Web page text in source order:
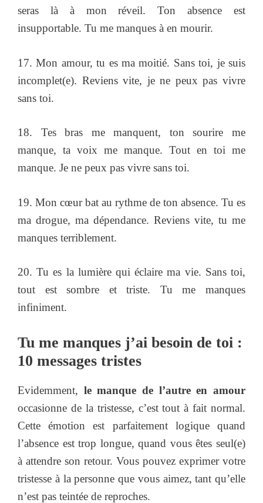
seras là à mon réveil. Ton absence est
insupportable. Tu me manques à en mourir.
17. Mon amour, tu es ma moitié. Sans toi, je suis
incomplet(e). Reviens vite, je ne peux pas vivre
sans toi.
18. Tes bras me manquent, ton sourire me
manque, ta voix me manque. Tout en toi me
manque. Je ne peux pas vivre sans toi.
19. Mon cœur bat au rythme de ton absence. Tu es
ma drogue, ma dépendance. Reviens vite, tu me
manques terriblement.
20. Tu es la lumière qui éclaire ma vie. Sans toi,
tout est sombre et triste. Tu me manques
infiniment.
Tu me manques j’ai besoin de toi :
10 messages tristes
Evidemment, le manque de l’autre en amour
occasionne de la tristesse, c’est tout à fait normal.
Cette émotion est parfaitement logique quand
l’absence est trop longue, quand vous êtes seul(e)
à attendre son retour. Vous pouvez exprimer votre
tristesse à la personne que vous aimez, tant qu’elle
n’est pas teintée de reproches.